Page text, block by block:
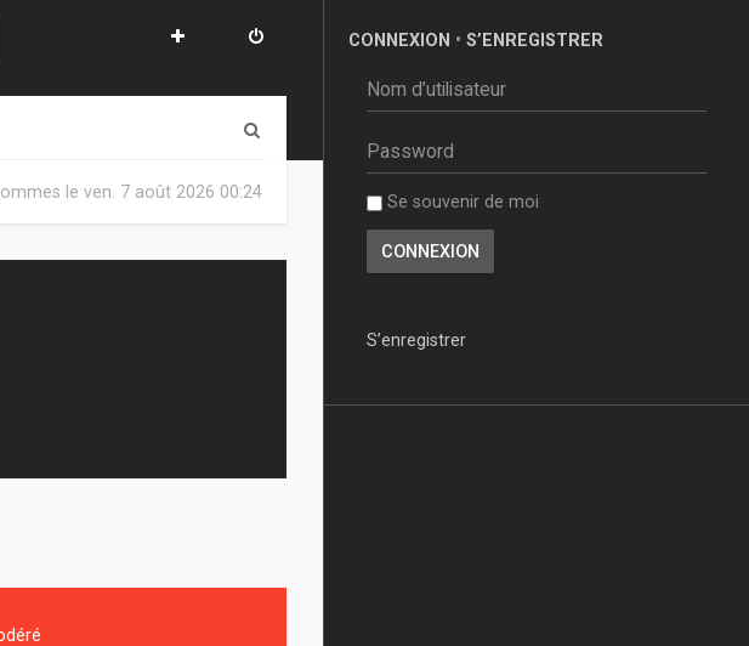
le ven. 7 août 2026 00:24
CONNEXION • S’ENREGISTRER
Se souvenir de moi
S’enregistrer